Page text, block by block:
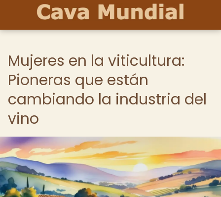
Mujeres en la viticultura:
Pioneras que están
cambiando la industria del
vino